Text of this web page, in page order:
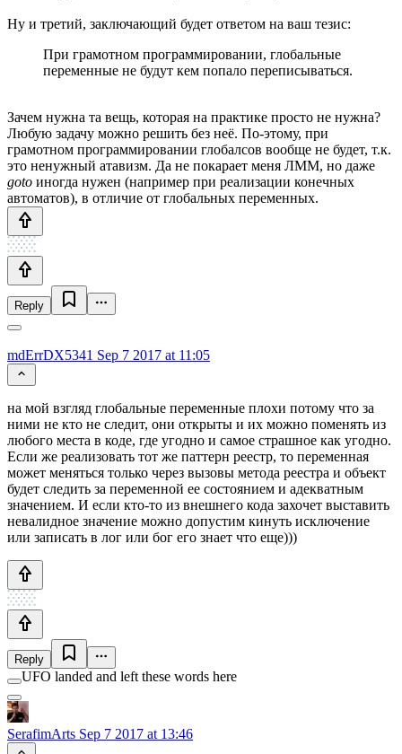
Ну и третий, заключающий будет ответом на ваш тезис:
При грамотном программировании, глобальные
переменные не будут кем попало переписываться.
Зачем нужна та вещь, которая на практике просто не нужна?
Любую задачу можно решить без неё. По-этому, при
грамотном программировании глобалсов вообще не будет, т.к.
это ненужный атавизм. Да не покарает меня ЛММ, но даже
goto иногда нужен (например при реализации конечных
автоматов), в отличие от глобальных переменных.
Reply
mdErrDX5341 Sep 7 2017 at 11:05
на мой взгляд глобальные переменные плохи потому что за
ними не кто не следит, они открыты и их можно поменять из
любого места в коде, где угодно и самое страшное как угодно.
Если же реализовать тот же паттерн реестр, то переменная
может меняться только через вызовы метода реестра и объект
будет следить за переменной ее состоянием и адекватным
значением. И если кто-то из внешнего кода захочет выставить
невалидное значение можно допустим кинуть исключение
или записать в лог или бог его знает что еще)))
Reply
UFO landed and left these words here
SerafimArts Sep 7 2017 at 13:46